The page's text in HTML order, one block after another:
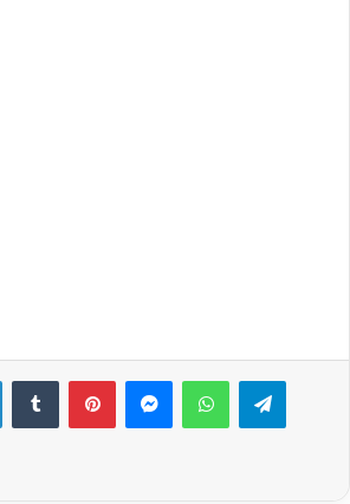
LinkedInTumblr PinterestMessengerWhatsApp